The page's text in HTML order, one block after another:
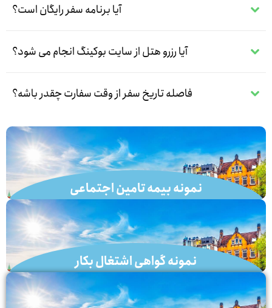
آیا برنامه سفر رایگان است؟
آیا رزرو هتل از سایت بوکینگ انجام می شود؟
فاصله تاریخ سفر از وقت سفارت چقدر باشه؟
نمونه بیمه تامین اجتماعی
نمونه گواهی اشتغال بکار